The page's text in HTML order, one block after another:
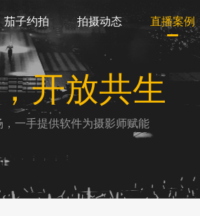
茄子约拍 拍摄动态 直播案例
开放共生
一手提供软件为摄影师赋能